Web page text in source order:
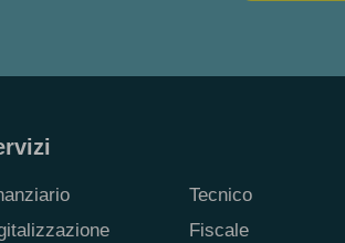
Tecnico
Fiscale